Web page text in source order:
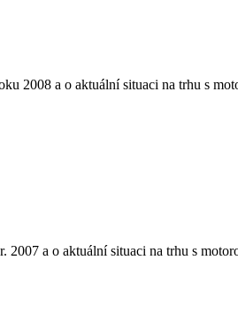
2008 a o aktuální situaci na trhu s
a o aktuální situaci na trhu s